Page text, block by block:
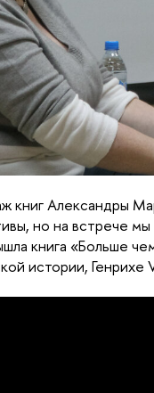
книг Александры
но на встрече
книга «Больше
истории, Генрихе